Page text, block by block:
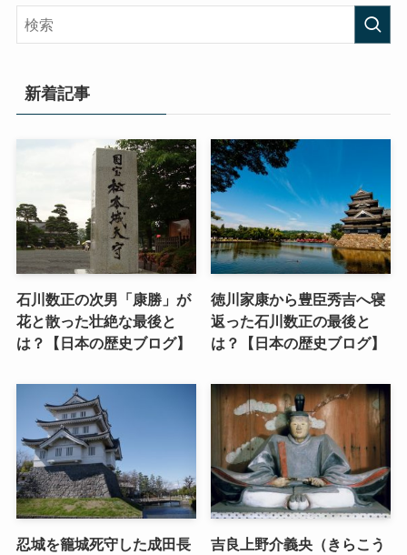
新着記事
石川数正の次男「康勝」が
花と散った壮絶な最後と
は？【日本の歴史ブログ】
徳川家康から豊臣秀吉へ寝
返った石川数正の最後と
は？【日本の歴史ブログ】
忍城を籠城死守した成田長
吉良上野介義央（きらこう